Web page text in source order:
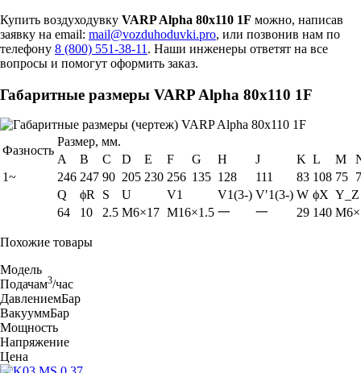
Купить воздуходувку VARP Alpha 80x110 1F можно, написав
заявку на email: mail@vozduhoduvki.pro, или позвонив нам по
телефону 8 (800) 551-38-11 . Наши инженеры ответят на все
вопросы и помогут оформить заказ.
Габаритные размеры VARP Alpha 80x110 1F
Фазность
Размер, мм.
A
B C D E F G H J K L M
1~
246 247 90 205 230 256 135 128 111 83 108 75
Q
ϕR S U V1 V1(3-) V′1(3-) W ϕX Y_Z
64
10 2.5 M6×17 M16×1.5 一 一 29 140
Похожие товары
Модель
Подачам3/час
ДавлениемБар
ВакууммБар
Мощность
Напряжение
Цена